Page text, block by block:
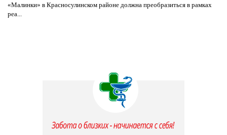
«Малинки» в Красносулинском районе должна преобразиться в рамках
реа...